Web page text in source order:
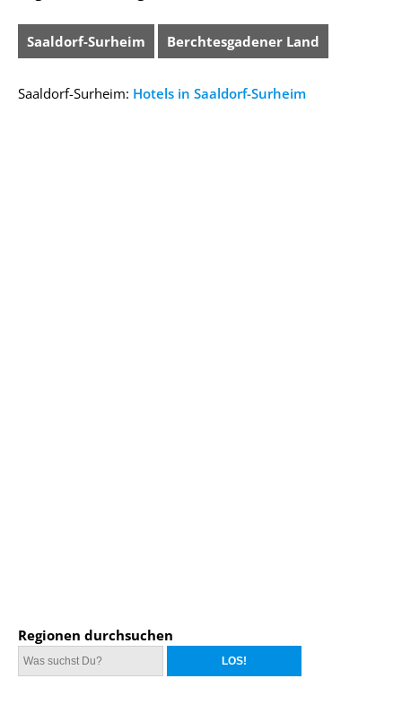
Saaldorf-Surheim Berchtesgadener Land
Saaldorf-Surheim: Hotels in Saaldorf-Surheim
Regionen durchsuchen